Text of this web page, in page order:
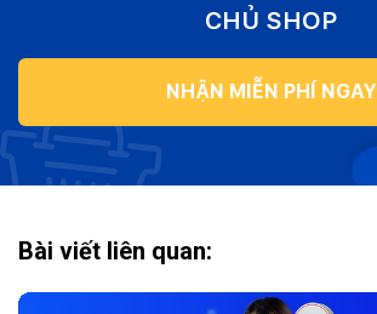
CHỦ SHOP
NHẬN MIỄN PHÍ NGAY
Bài viết liên quan: